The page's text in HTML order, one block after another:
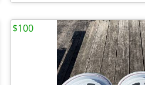
$100